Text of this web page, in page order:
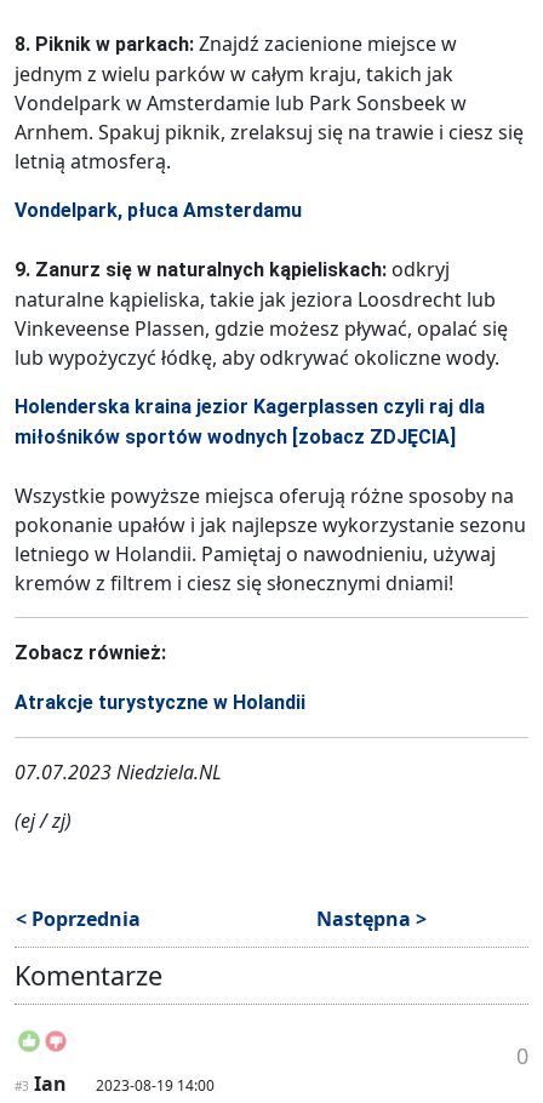
8. Piknik w parkach: Znajdź zacienione miejsce w
jednym z wielu parków w całym kraju, takich jak
Vondelpark w Amsterdamie lub Park Sonsbeek w
Arnhem. Spakuj piknik, zrelaksuj się na trawie i ciesz się
letnią atmosferą.
Vondelpark, płuca Amsterdamu
9. Zanurz się w naturalnych kąpieliskach: odkryj
naturalne kąpieliska, takie jak jeziora Loosdrecht lub
Vinkeveense Plassen, gdzie możesz pływać, opalać się
lub wypożyczyć łódkę, aby odkrywać okoliczne wody.
Holenderska kraina jezior Kagerplassen czyli raj dla
miłośników sportów wodnych [zobacz ZDJĘCIA]
Wszystkie powyższe miejsca oferują różne sposoby na
pokonanie upałów i jak najlepsze wykorzystanie sezonu
letniego w Holandii. Pamiętaj o nawodnieniu, używaj
kremów z filtrem i ciesz się słonecznymi dniami!
Zobacz również:
Atrakcje turystyczne w Holandii
07.07.2023 Niedziela.NL
(ej / zj)
< Poprzednia Następna >
Komentarze
0
#3 Ian 2023-08-19 14:00